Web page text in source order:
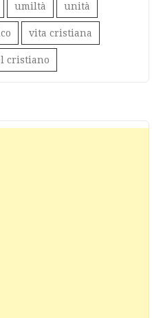
umiltà unità
vita cristiana
cristiano